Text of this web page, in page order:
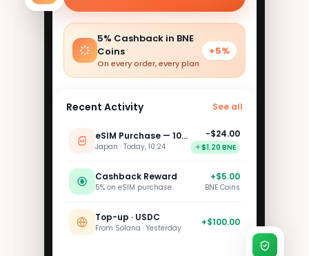
5% Cashback in BNE
Coins
On every order, every plan
+5%
Recent Activity See all
eSIM Purchase — 10GB
Japan · Today, 10:24
−$24.00
$1.20 BNE
Cashback Reward
5% on eSIM purchase
+$5.00
BNE Coins
Top-up · USDC
From Solana · Yesterday +$100.00